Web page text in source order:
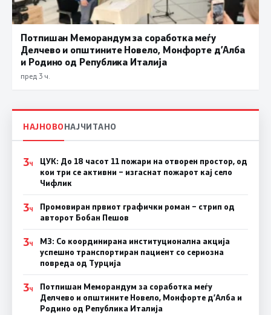
Потпишан Меморандум за соработка меѓу
Делчево и општините Новело, Монфорте д’Алба
и Родино од Република Италија
пред 3 ч.
НАЈНОВОНАЈЧИТАНО
3Ч
ЦУК: До 18 часот 11 пожари на отворен простор, од
кои три се активни – изгаснат пожарот кај село
Чифлик
3Ч
Промовиран првиот графички роман – стрип од
авторот Бобан Пешов
3Ч
МЗ: Со координирана институционална акција
успешно транспортиран пациент со сериозна
повреда од Турција
3Ч
Потпишан Меморандум за соработка меѓу
Делчево и општините Новело, Монфорте д’Алба и
Родино од Република Италија